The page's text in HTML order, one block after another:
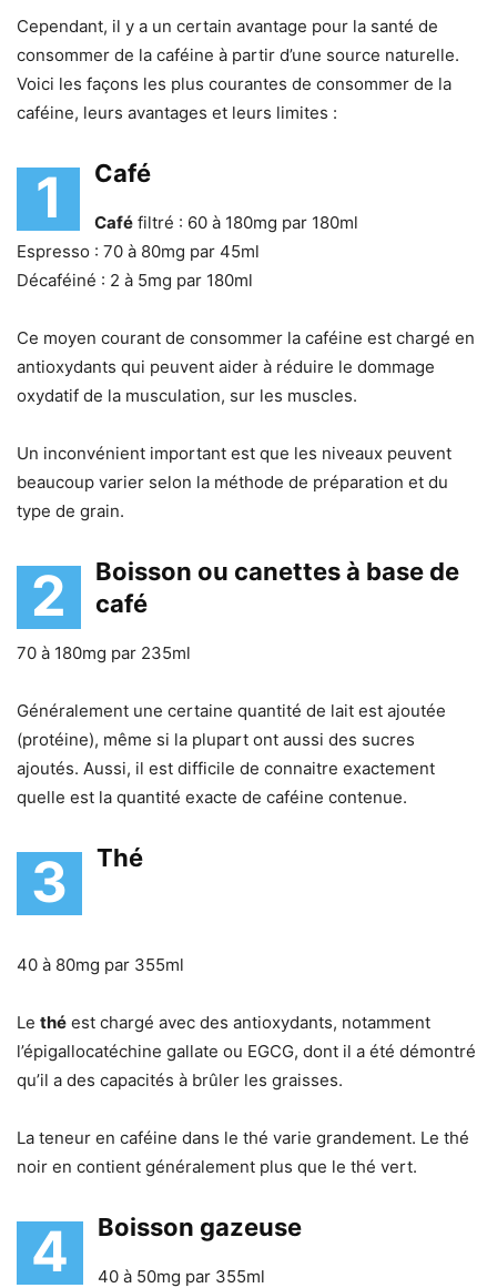
Cependant, il y a un certain avantage pour la santé de
consommer de la caféine à partir d’une source naturelle.
Voici les façons les plus courantes de consommer de la
caféine, leurs avantages et leurs limites :
1 Café
Café filtré : 60 à 180mg par 180ml
Espresso : 70 à 80mg par 45ml
Décaféiné : 2 à 5mg par 180ml
Ce moyen courant de consommer la caféine est chargé en
antioxydants qui peuvent aider à réduire le dommage
oxydatif de la musculation, sur les muscles.
Un inconvénient important est que les niveaux peuvent
beaucoup varier selon la méthode de préparation et du
type de grain.
2
Boisson ou canettes à base de
café
70 à 180mg par 235ml
Généralement une certaine quantité de lait est ajoutée
(protéine), même si la plupart ont aussi des sucres
ajoutés. Aussi, il est difficile de connaitre exactement
quelle est la quantité exacte de caféine contenue.
3 Thé
40 à 80mg par 355ml
Le thé est chargé avec des antioxydants, notamment
l’épigallocatéchine gallate ou EGCG, dont il a été démontré
qu’il a des capacités à brûler les graisses.
La teneur en caféine dans le thé varie grandement. Le thé
noir en contient généralement plus que le thé vert.
4 Boisson gazeuse
40 à 50mg par 355ml